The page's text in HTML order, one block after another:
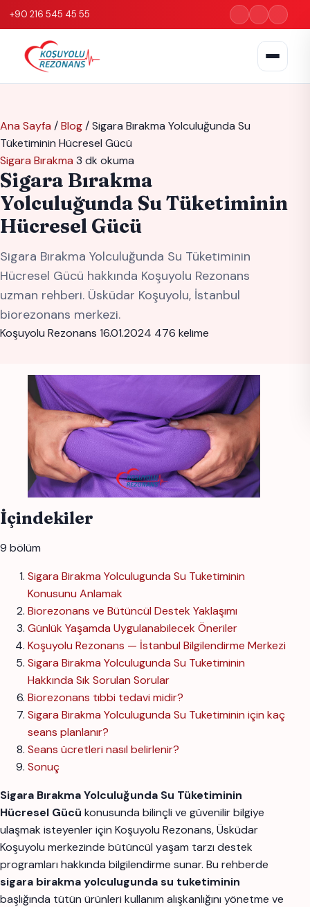
+90 216 545 45 55
Ana Sayfa /Blog/Sigara Bırakma Yolculuğunda Su
Tüketiminin Hücresel Gücü
Sigara Bırakma 3 dk okuma
Sigara Bırakma
Yolculuğunda Su Tüketiminin
Hücresel Gücü
Sigara Bırakma Yolculuğunda Su Tüketiminin
Hücresel Gücü hakkında Koşuyolu Rezonans
uzman rehberi. Üsküdar Koşuyolu, İstanbul
biorezonans merkezi.
Koşuyolu Rezonans 16.01.2024 476 kelime
İçindekiler
9 bölüm
Sigara Birakma Yolculugunda Su Tuketiminin
Konusunu Anlamak
Biorezonans ve Bütüncül Destek Yaklaşımı
Günlük Yaşamda Uygulanabilecek Öneriler
Koşuyolu Rezonans — İstanbul Bilgilendirme Merkezi
Sigara Birakma Yolculugunda Su Tuketiminin
Hakkında Sık Sorulan Sorular
Biorezonans tıbbi tedavi midir?
Sigara Birakma Yolculugunda Su Tuketiminin için kaç
seans planlanır?
Seans ücretleri nasıl belirlenir?
Sonuç
Sigara Bırakma Yolculuğunda Su Tüketiminin
Hücresel Gücü konusunda bilinçli ve güvenilir bilgiye
ulaşmak isteyenler için Koşuyolu Rezonans, Üsküdar
Koşuyolu merkezinde bütüncül yaşam tarzı destek
programları hakkında bilgilendirme sunar. Bu rehberde
sigara birakma yolculugunda su tuketiminin
başlığında tütün ürünleri kullanım alışkanlığını yönetme ve